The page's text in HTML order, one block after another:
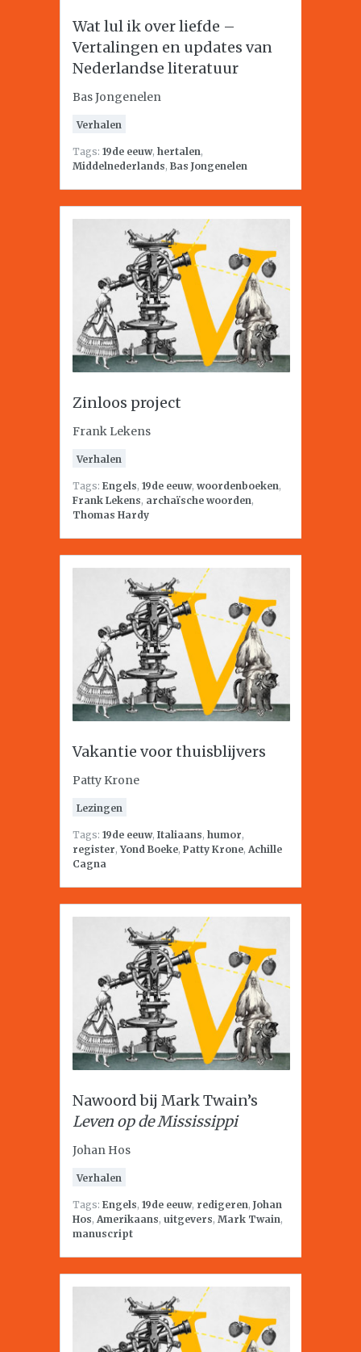
Wat lul ik over liefde –
Vertalingen en updates van
Nederlandse literatuur
Bas Jongenelen
Verhalen
Tags: 19de eeuw, hertalen,
Middelnederlands, Bas Jongenelen
Zinloos project
Frank Lekens
Verhalen
Tags: Engels, 19de eeuw, woordenboeken,
Frank Lekens, archaïsche woorden,
Thomas Hardy
Vakantie voor thuisblijvers
Patty Krone
Lezingen
Tags: 19de eeuw, Italiaans, humor,
register,Yond Boeke, Patty Krone, Achille
Cagna
Nawoord bij Mark Twain’s
Leven op de Mississippi
Johan Hos
Verhalen
Tags: Engels, 19de eeuw, redigeren, Johan
Hos, Amerikaans, uitgevers, Mark Twain,
manuscript